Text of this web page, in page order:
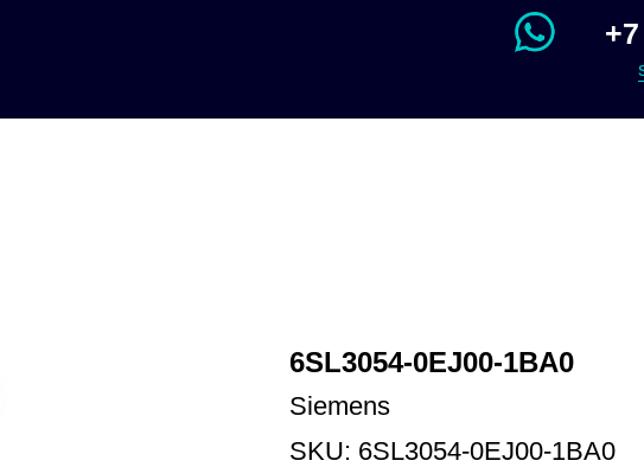
6SL3054-0EJ00-1BA0
Siemens
SKU: 6SL3054-0EJ00-1BA0